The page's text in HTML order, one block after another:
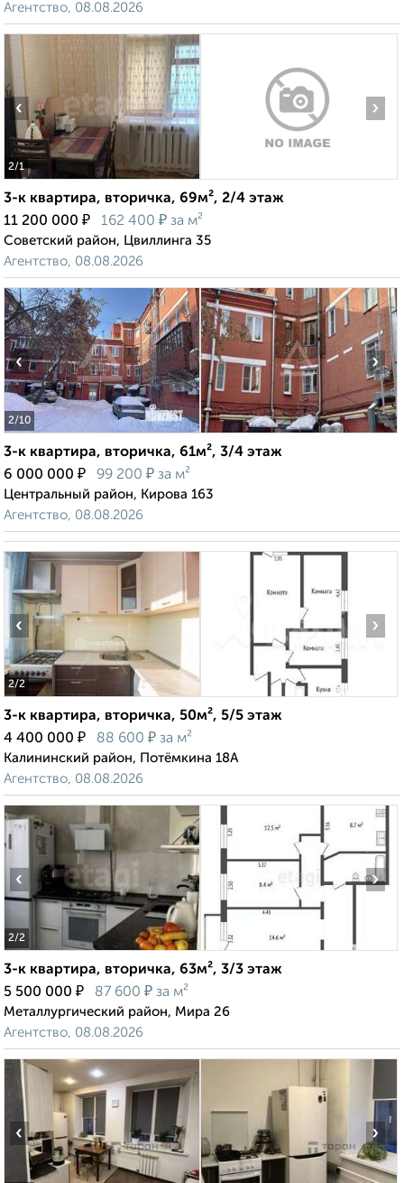
Агентство, 08.08.2026
2/1
‹ ›
3-к квартира, вторичка, 69м², 2/4 этаж
11 200 000 ₽ 162 400 ₽ за м²
Советский район, Цвиллинга 35
Агентство, 08.08.2026
2/10
‹ ›
3-к квартира, вторичка, 61м², 3/4 этаж
6 000 000 ₽ 99 200 ₽ за м²
Центральный район, Кирова 163
Агентство, 08.08.2026
2/2
‹ ›
3-к квартира, вторичка, 50м², 5/5 этаж
4 400 000 ₽ 88 600 ₽ за м²
Калининский район, Потёмкина 18А
Агентство, 08.08.2026
2/2
‹ ›
3-к квартира, вторичка, 63м², 3/3 этаж
5 500 000 ₽ 87 600 ₽ за м²
Металлургический район, Мира 26
Агентство, 08.08.2026
‹ ›